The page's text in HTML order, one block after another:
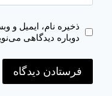
ذخیره نام، ایمیل و
دوباره دیدگاهی